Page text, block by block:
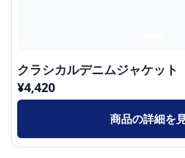
クラシカルデニムジャケット
¥4,420
商品の詳細を